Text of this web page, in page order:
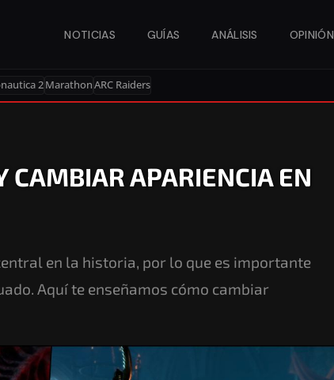
NOTICIAS GUÍAS ANÁLISIS OPINIÓN
2MarathonARC Raiders
CAMBIAR APARIENCIA EN
en la historia, por lo que es importante
Aquí te enseñamos cómo cambiar